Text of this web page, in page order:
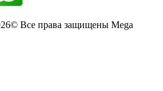
Все права защищены Mega